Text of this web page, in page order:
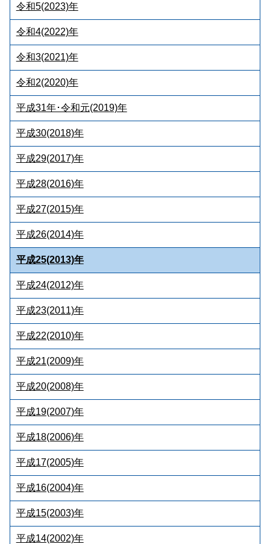
令和5(2023)年
令和4(2022)年
令和3(2021)年
令和2(2020)年
平成31年･令和元(2019)年
平成30(2018)年
平成29(2017)年
平成28(2016)年
平成27(2015)年
平成26(2014)年
平成25(2013)年
平成24(2012)年
平成23(2011)年
平成22(2010)年
平成21(2009)年
平成20(2008)年
平成19(2007)年
平成18(2006)年
平成17(2005)年
平成16(2004)年
平成15(2003)年
平成14(2002)年